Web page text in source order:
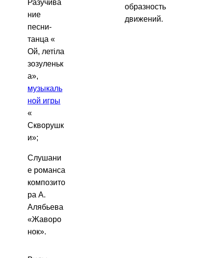
Разучива
ние
песни-
танца «
Ой, летіла
зозуленьк
а»,
музыкаль
ной игры
«
Скворушк
и»;
Слушани
е романса
композито
ра А.
Алябьева
«Жаворо
нок».
образность
движений.